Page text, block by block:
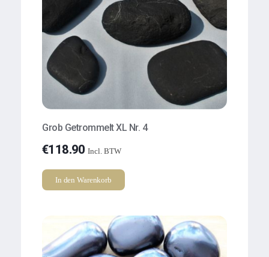
Grob Getrommelt XL Nr. 4
€118.90 Incl. BTW
In den Warenkorb